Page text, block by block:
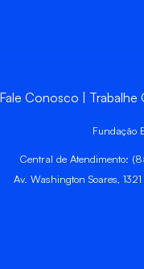
Fale Conosco Trabalhe
Fundação
Central de Atendimento:
Av. Washington Soares,